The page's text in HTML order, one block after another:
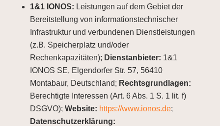
1&1 IONOS: Leistungen auf dem Gebiet der
Bereitstellung von informationstechnischer
Infrastruktur und verbundenen Dienstleistungen
(z.B. Speicherplatz und/oder
Rechenkapazitäten); Dienstanbieter: 1&1
IONOS SE, Elgendorfer Str. 57, 56410
Montabaur, Deutschland; Rechtsgrundlagen:
Berechtigte Interessen (Art. 6 Abs. 1 S. 1 lit. f)
DSGVO); Website: https://www.ionos.de;
Datenschutzerklärung: